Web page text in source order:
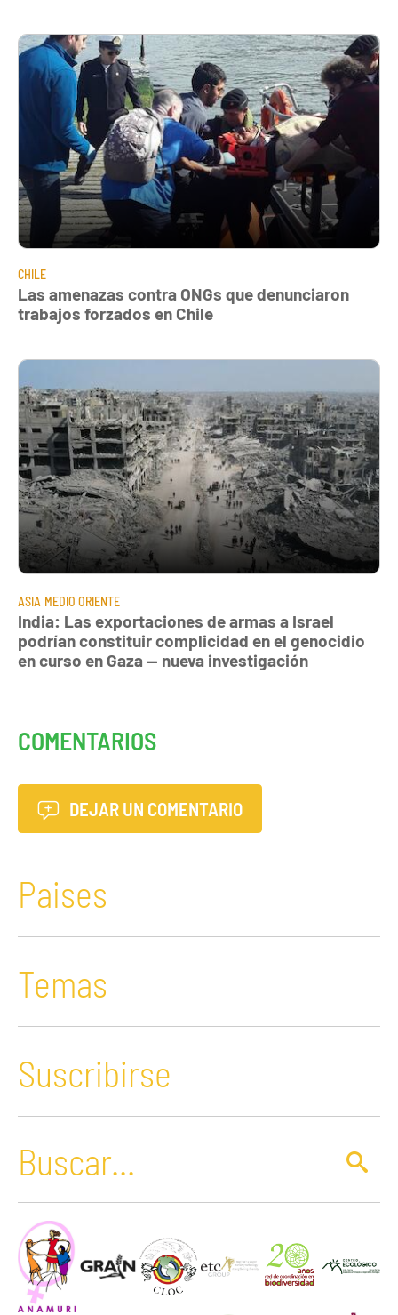
CHILE
Las amenazas contra ONGs que denunciaron
trabajos forzados en Chile
ASIA MEDIO ORIENTE
India: Las exportaciones de armas a Israel
podrían constituir complicidad en el genocidio
en curso en Gaza — nueva investigación
COMENTARIOS
DEJAR UN COMENTARIO
Paises
Temas
Suscribirse